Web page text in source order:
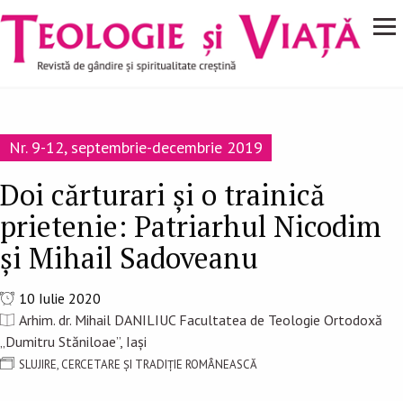
Mergi la conţinutul principal
Navigare
principală
Nr. 9-12, septembrie-decembrie 2019
Doi cărturari și o trainică
prietenie: Patriarhul Nicodim
și Mihail Sadoveanu
10 Iulie 2020
Arhim. dr. Mihail DANILIUC Facultatea de Teologie Ortodoxă
„Dumitru Stăniloae”, Iași
SLUJIRE, CERCETARE ȘI TRADIȚIE ROMÂNEASCĂ